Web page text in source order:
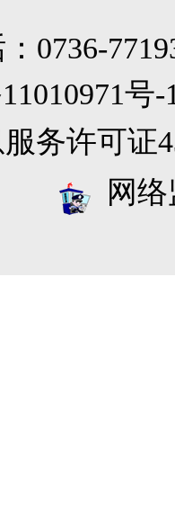
0736-
务许可证
网络